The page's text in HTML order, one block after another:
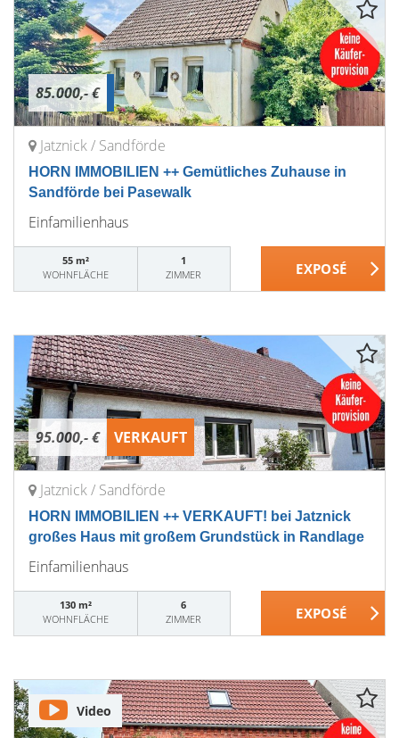
85.000,- €
Jatznick / Sandförde
HORN IMMOBILIEN ++ Gemütliches Zuhause in
Sandförde bei Pasewalk
Einfamilienhaus
55 m²
WOHNFLÄCHE
1
ZIMMER
95.000,- € VERKAUFT
Jatznick / Sandförde
HORN IMMOBILIEN ++ VERKAUFT! bei Jatznick
großes Haus mit großem Grundstück in Randlage
Einfamilienhaus
130 m²
WOHNFLÄCHE
6
ZIMMER
Video